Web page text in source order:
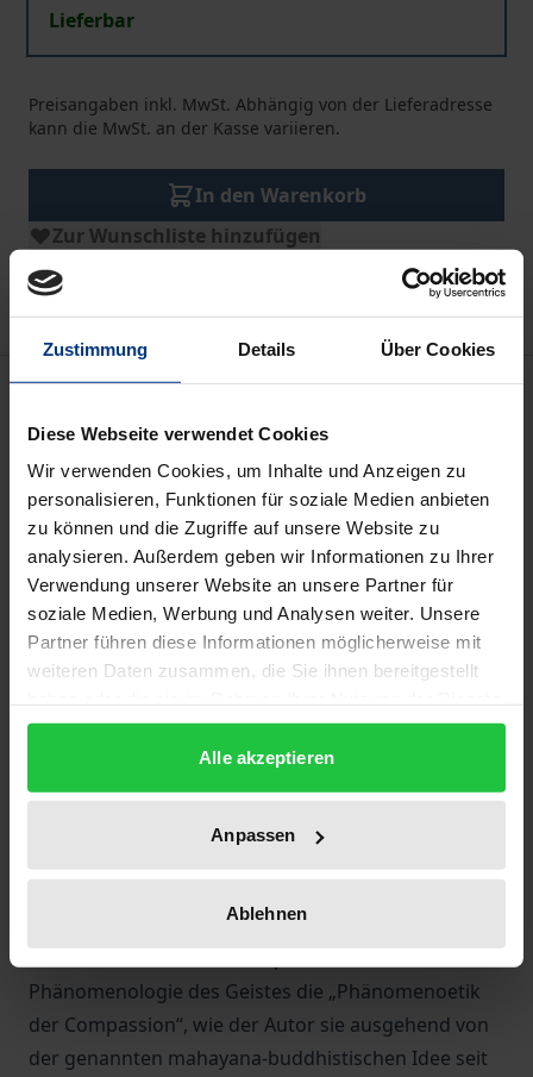
Zustimmung Details Über Cookies
Diese Webseite verwendet Cookies
Wir verwenden Cookies, um Inhalte und Anzeigen zu
personalisieren, Funktionen für soziale Medien anbieten
zu können und die Zugriffe auf unsere Website zu
analysieren. Außerdem geben wir Informationen zu Ihrer
Verwendung unserer Website an unsere Partner für
soziale Medien, Werbung und Analysen weiter. Unsere
Partner führen diese Informationen möglicherweise mit
weiteren Daten zusammen, die Sie ihnen bereitgestellt
gesammelt haben.
Alle akzeptieren
Anpassen
Ablehnen
Lieferbar
Preisangaben inkl. MwSt. Abhängig von der Lieferadresse
kann die MwSt. an der Kasse variieren.
In den Warenkorb
Zur Wunschliste hinzufügen
Hinweise zu Versandkosten
Beschreibung
Die phänomenologische Interpretation der
Phänomenologie des Geistes als Sinneslehre ergibt,
dass sich die äußere Tragweite des Sinnlichen über
das Ganze der Phänomenologie des Geistes
erstreckt. Dementsprechend werden auch die
inneren Tiefenschichten des Sinnlichen, die den
jeweiligen Stufen der Phänomenologie des Geistes
Sinnhorizont des „Gemeinsinnes“, der „Sympathie“
und der sittlich-religiösen „Gesinnung“ wird dadurch
erschlossen. Die tiefste Innenschicht des Sinnlichen,
die dem „absoluten Wissen“ als dessen Element
anknüpfen. Worum es in dieser Untersuchung geht,
Phänomenologie des Geistes die „Phänomenoetik
der Compassion“, wie der Autor sie ausgehend von
der genannten mahayana-buddhistischen Idee seit